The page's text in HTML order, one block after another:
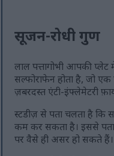
सूजन-रोधी गुण
लाल पत्तागोभी आपकी
सल्फोराफेन होता है, जो
ज़बरदस्त एंटी-इंफ्लेमेटरी
स्टडीज़ से पता चलता है कि
कम कर सकता है। इससे
पर वैसे ही असर हो सकते हैं।